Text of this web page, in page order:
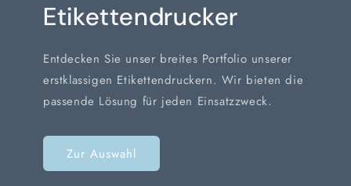
Etikettendrucker
Entdecken Sie unser breites Portfolio unserer
erstklassigen Etikettendruckern. Wir bieten die
passende Lösung für jeden Einsatzzweck.
Zur Auswahl